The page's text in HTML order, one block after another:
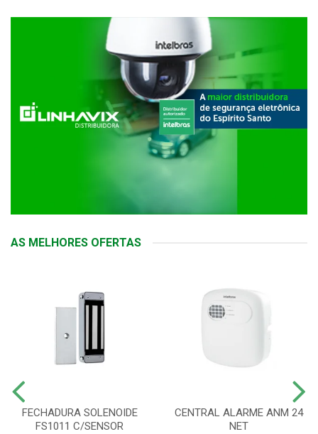
AS MELHORES OFERTAS
FECHADURA SOLENOIDE
FS1011 C/SENSOR
CENTRAL ALARME ANM 24
NET